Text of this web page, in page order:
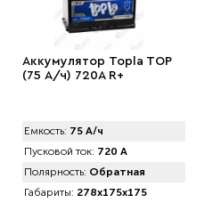
Аккумулятор Topla TOP
(75 А/ч) 720А R+
Емкость: 75 А/ч
Пусковой ток: 720 А
Полярность: Обратная
Габариты: 278x175x175